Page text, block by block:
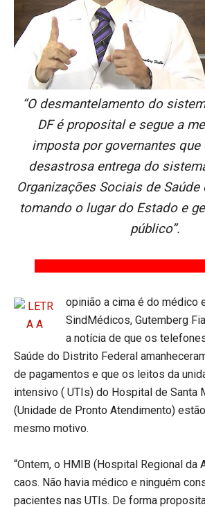
“O desmantelamento do
DF é proposital e segue a
imposta por governantes que
desastrosa entrega do
Organizações Sociais de Saúde
tomando o lugar do Estado e
público”.
opinião a cima é do médico
SindMédicos, Gutemberg
a notícia de que os
Saúde do Distrito Federal
de pagamentos e que os leitos da
intensivo ( UTIs) do Hospital de Santa
(Unidade de Pronto Atendimento)
mesmo motivo.
“Ontem, o HMIB (Hospital Regional da
caos. Não havia médico e ninguém
pacientes nas UTIs. De forma